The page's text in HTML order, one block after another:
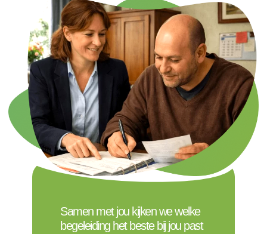
Samen met jou kijken we welke
begeleiding het beste bij jou past